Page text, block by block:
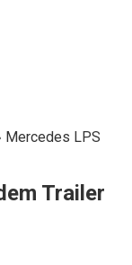
Mercedes LPS
Trailer